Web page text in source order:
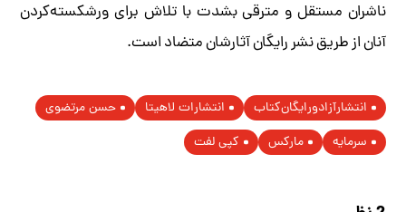
ناشران مستقل و مترقی بشدت با تلاش برای ورشکسته‌کردن
آنان از طریق نشر رایگان آثارشان متضاد است.
انتشارآزادورایگان‌کتاب انتشارات لاهیتا
حسن مرتضوی
سرمایه
مارکس کپی لفت